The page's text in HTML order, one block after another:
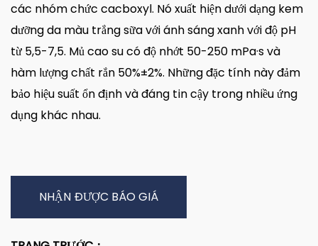
các nhóm chức cacboxyl. Nó xuất hiện dưới dạng kem
dưỡng da màu trắng sữa với ánh sáng xanh với độ pH
từ 5,5-7,5. Mủ cao su có độ nhớt 50-250 mPa·s và
hàm lượng chất rắn 50%±2%. Những đặc tính này đảm
bảo hiệu suất ổn định và đáng tin cậy trong nhiều ứng
dụng khác nhau.
NHẬN ĐƯỢC BÁO GIÁ